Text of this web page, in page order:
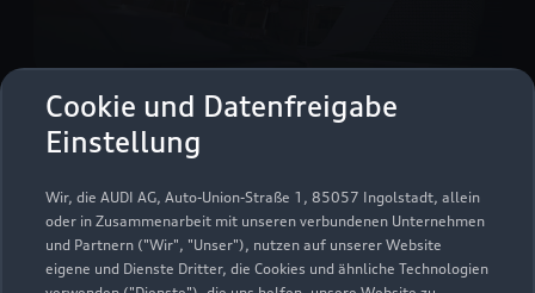
Cookie und Datenfreigabe
Einstellung
Wir, die AUDI AG, Auto-Union-Straße 1, 85057 Ingolstadt, allein
oder in Zusammenarbeit mit unseren verbundenen Unternehmen
und Partnern ("Wir", "Unser"), nutzen auf unserer Website
eigene und Dienste Dritter, die Cookies und ähnliche Technologien
Moselbahnstraße 8
06531 50000
info@autohaus-bach.de